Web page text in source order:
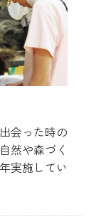
会った時の
然や森づく
実施してい